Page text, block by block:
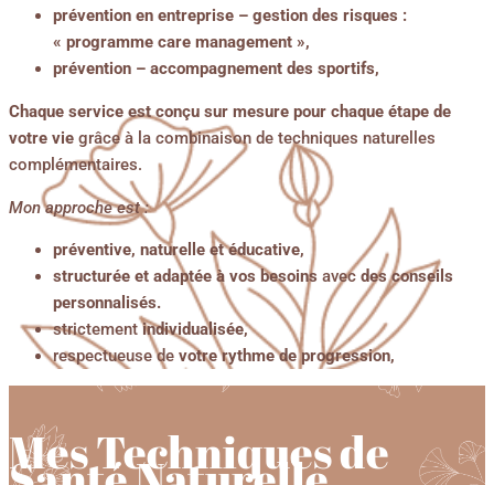
prévention en entreprise – gestion des risques :
« programme care management »,
prévention – accompagnement des sportifs,
Chaque service est conçu sur mesure pour chaque étape de
votre vie grâce à la combinaison de techniques naturelles
complémentaires.
Mon approche est :
préventive, naturelle et éducative,
structurée et adaptée à vos besoins avec des conseils
personnalisés.
strictementindividualisée,
respectueuse de votre rythme de progression,
Mes Techniques de